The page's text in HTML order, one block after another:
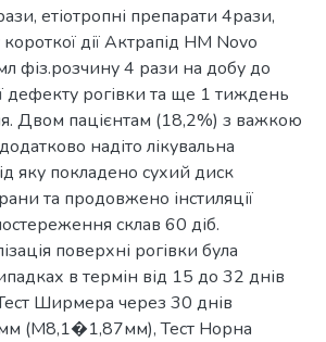
етіотропні препарати 4рази,
короткої дії Актрапід НМ Novo
фіз.розчину 4 рази на добу до
дефекту рогівки та ще 1 тиждень
Двом пацієнтам (18,2%) з важкою
надіто лікувальна
яку покладено сухий диск
та продовжено інстиляції
склав 60 діб.
поверхні рогівки була
в термін від 15 до 32 днів
Ширмера через 30 днів
(М8,1�1,87мм), Тест Норна